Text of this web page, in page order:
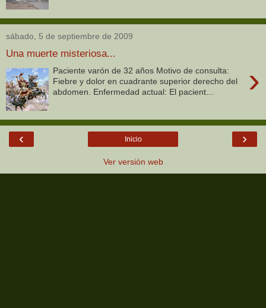
sábado, 5 de septiembre de 2009
Una muerte misteriosa...
›
Paciente varón de 32 años Motivo de consulta:
Fiebre y dolor en cuadrante superior derecho del
abdomen. Enfermedad actual: El pacient...
‹ ›
Inicio
Ver versión web